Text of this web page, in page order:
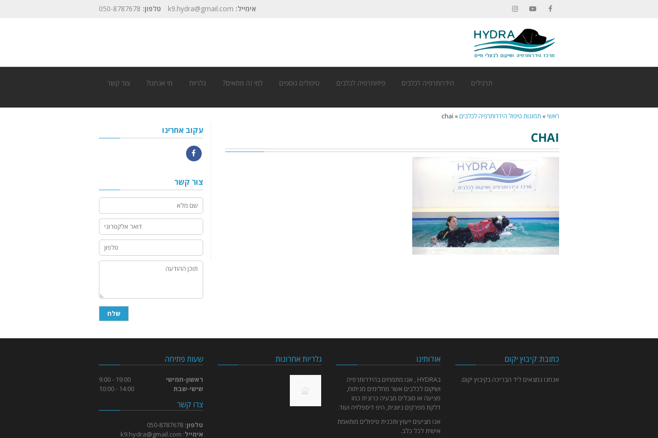
אימייל: k9.hydra@gmail.com טלפון:
תרגילים הידרותרפיה לכלבים פיזיותרפיה לכלבים טיפולים נוספים למי זה מתאים? גלריות מי אנחנו? צור קשר
ראשי »תמונות טיפול הידרותרפיה לכלבים »
chai
CHAI עקוב אחרינו
צור קשר
כתובת: קיבוץ יקום
אנחנו נמצאים ליד הבריכה בקיבוץ יקום.
אודותינו
בHYDRA , אנו מתמחים בהידרותרפיה
ושיקום לכלבים אשר מחלימים מניתוח,
פציעה או סובלים מבעיה כרונית כמו
דלקת מפרקים ניוונית, היפ דיספלזיה ועוד.
אנו מציעים ייעוץ ותכנית טיפולים מותאמת
אישית לכל כלב.
גלריות אחרונות שעות פתיחה
ראשון-חמישי
19:00 - 9:00
שישי-שבת
14:00 - 10:00
צרו קשר
טלפון: 050-8787678
אימייל:
k9.hydra@gmail.com